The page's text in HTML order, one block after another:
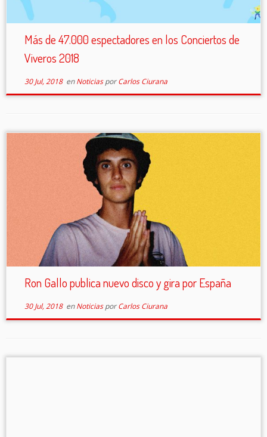
Más de 47.000 espectadores en los Conciertos de
Viveros 2018
30 Jul, 2018enNoticiasporCarlos Ciurana
Ron Gallo publica nuevo disco y gira por España
30 Jul, 2018enNoticiasporCarlos Ciurana